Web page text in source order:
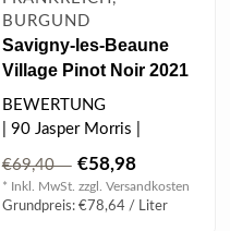
BURGUND
Savigny-les-Beaune
Village Pinot Noir 2021
0.75 l
BEWERTUNG
| 90 Jasper Morris |
€69,40 €58,98
* Inkl. MwSt. zzgl. Versandkosten
Grundpreis: €78,64 / Liter